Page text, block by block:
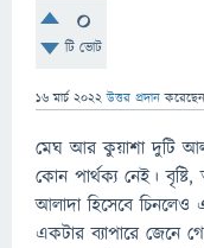
0
টি ভোট
16 মার্চ 2022 উত্তর প্রদান করেছেন
মেঘ আর কুয়াশা দুটি
কোন পার্থক্য নেই।
আলাদা হিসেবে
একটার ব্যাপারে জেনে